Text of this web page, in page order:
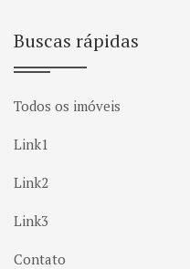
Buscas rápidas
Todos os imóveis
Link1
Link2
Link3
Contato